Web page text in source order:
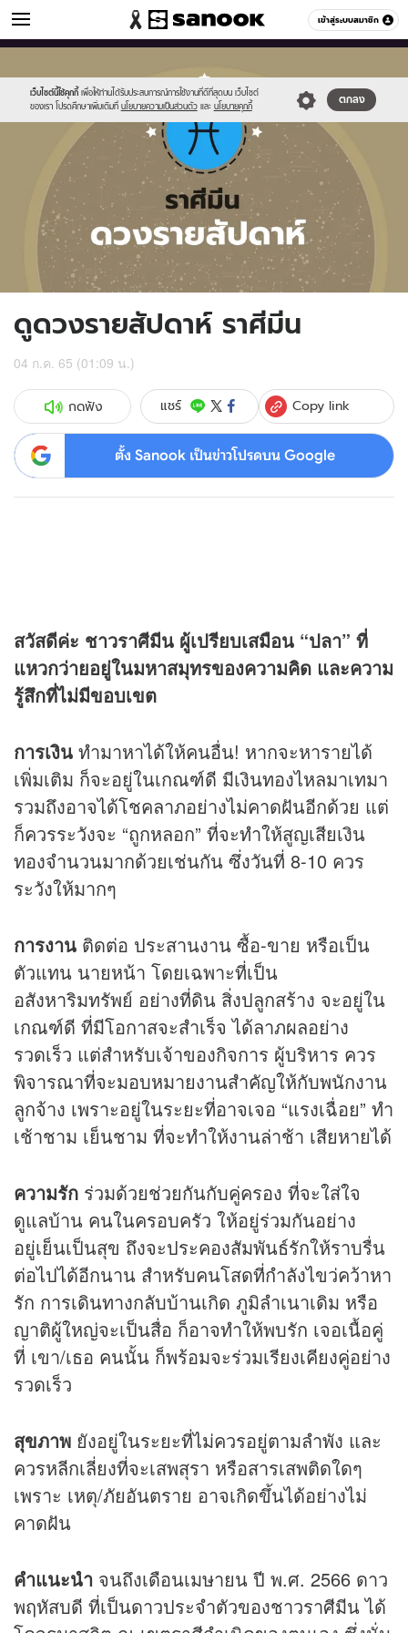
เข้าสู่ระบบสมาชิก
ดูดวง หมวดอื่นๆ
เว็บไซต์นี้ใช้คุกกี้ เพื่อให้ท่านได้รับประสบการณ์การใช้งานที่ดีที่สุดบน เว็บไซต์
ของเรา โปรดศึกษาเพิ่มเติมที่ นโยบายความเป็นส่วนตัว และ นโยบายคุกกี้
ตกลง
new-
sanook.png
horoscope-
pisces_zodia.jpg
ดูดวงรายสัปดาห์ ราศีมีน
04 ก.ค. 65 (01:09 น.)
กดฟัง แชร์ Copy link
ตั้ง Sanook เป็นข่าวโปรดบน Google
สวัสดีค่ะ ชาวราศีมีน ผู้เปรียบเสมือน “ปลา” ที่
แหวกว่ายอยู่ในมหาสมุทรของความคิด และความ
รู้สึกที่ไม่มีขอบเขต
การเงิน ทำมาหาได้ให้คนอื่น! หากจะหารายได้
เพิ่มเติม ก็จะอยู่ในเกณฑ์ดี มีเงินทองไหลมาเทมา
รวมถึงอาจได้โชคลาภอย่างไม่คาดฝันอีกด้วย แต่
ก็ควรระวังจะ “ถูกหลอก” ที่จะทำให้สูญเสียเงิน
ทองจำนวนมากด้วยเช่นกัน ซึ่งวันที่ 8-10 ควร
ระวังให้มากๆ
การงาน ติดต่อ ประสานงาน ซื้อ-ขาย หรือเป็น
ตัวแทน นายหน้า โดยเฉพาะที่เป็น
อสังหาริมทรัพย์ อย่างที่ดิน สิ่งปลูกสร้าง จะอยู่ใน
เกณฑ์ดี ที่มีโอกาสจะสำเร็จ ได้ลาภผลอย่าง
รวดเร็ว แต่สำหรับเจ้าของกิจการ ผู้บริหาร ควร
พิจารณาที่จะมอบหมายงานสำคัญให้กับพนักงาน
ลูกจ้าง เพราะอยู่ในระยะที่อาจเจอ “แรงเฉื่อย” ทำ
เช้าชาม เย็นชาม ที่จะทำให้งานล่าช้า เสียหายได้
ความรัก ร่วมด้วยช่วยกันกับคู่ครอง ที่จะใส่ใจ
ดูแลบ้าน คนในครอบครัว ให้อยู่ร่วมกันอย่าง
อยู่เย็นเป็นสุข ถึงจะประคองสัมพันธ์รักให้ราบรื่น
ต่อไปได้อีกนาน สำหรับคนโสดที่กำลังไขว่คว้าหา
รัก การเดินทางกลับบ้านเกิด ภูมิลำเนาเดิม หรือ
ญาติผู้ใหญ่จะเป็นสื่อ ก็อาจทำให้พบรัก เจอเนื้อคู่
ที่ เขา/เธอ คนนั้น ก็พร้อมจะร่วมเรียงเคียงคู่อย่าง
รวดเร็ว
สุขภาพ ยังอยู่ในระยะที่ไม่ควรอยู่ตามลำพัง และ
ควรหลีกเลี่ยงที่จะเสพสุรา หรือสารเสพติดใดๆ
เพราะ เหตุ/ภัยอันตราย อาจเกิดขึ้นได้อย่างไม่
คาดฝัน
คำแนะนำ จนถึงเดือนเมษายน ปี พ.ศ. 2566 ดาว
พฤหัสบดี ที่เป็นดาวประจำตัวของชาวราศีมีน ได้